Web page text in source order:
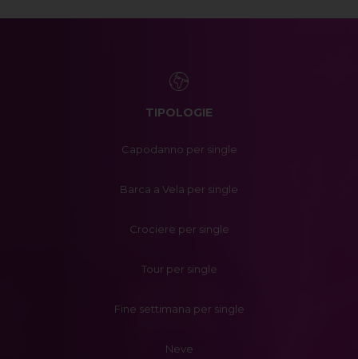
TIPOLOGIE
Capodanno per single
Barca a Vela per single
Crociere per single
Tour per single
Fine settimana per single
Neve